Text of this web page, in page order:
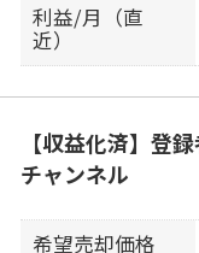
利益/月（直
近）
【収益化済】登
チャンネル
希望売却価格